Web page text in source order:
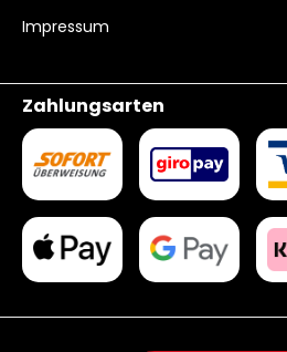
Impressum
Zahlungsarten